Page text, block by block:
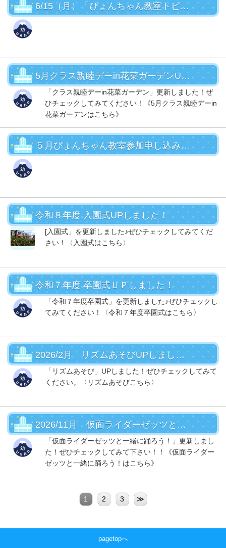
6/15（月）「ぴょんちゃん教室トピックス」UP！
5月クラス親睦デーin花菜ガーデンUPしました！
「クラス親睦デーin花菜ガーデン」更新しました！ぜ
ひチェックしてみてください！《5月クラス親睦デーin
花菜ガーデンはこちら》
５月ぴょんちゃん教室参加申し込みUP！
令和８年度 入園式UPしました！
[入園式」を更新しました♪ぜひチェックしてみてくだ
さい！〈入園式はこちら〉
令和７年度 卒園式ＵＰしました！
「令和７年度卒園式」を更新しました♪ぜひチェックし
てみてください！〈令和７年度卒園式はこちら〉
2026/2月 リズムあそびUPしました！
「リズムあそび」UPしました！ぜひチェックしてみて
ください。〈リズムあそびこちら〉
2026/11月 仮面ライダーゼッツと一緒に踊ろうＵＰ！
「仮面ライダーゼッツと一緒に踊ろう！」更新しまし
た！ぜひチェックしてみて下さい！！《仮面ライダー
ゼッツと一緒に踊ろう！はこちら》
1 2 3 ≫
pagetopへ